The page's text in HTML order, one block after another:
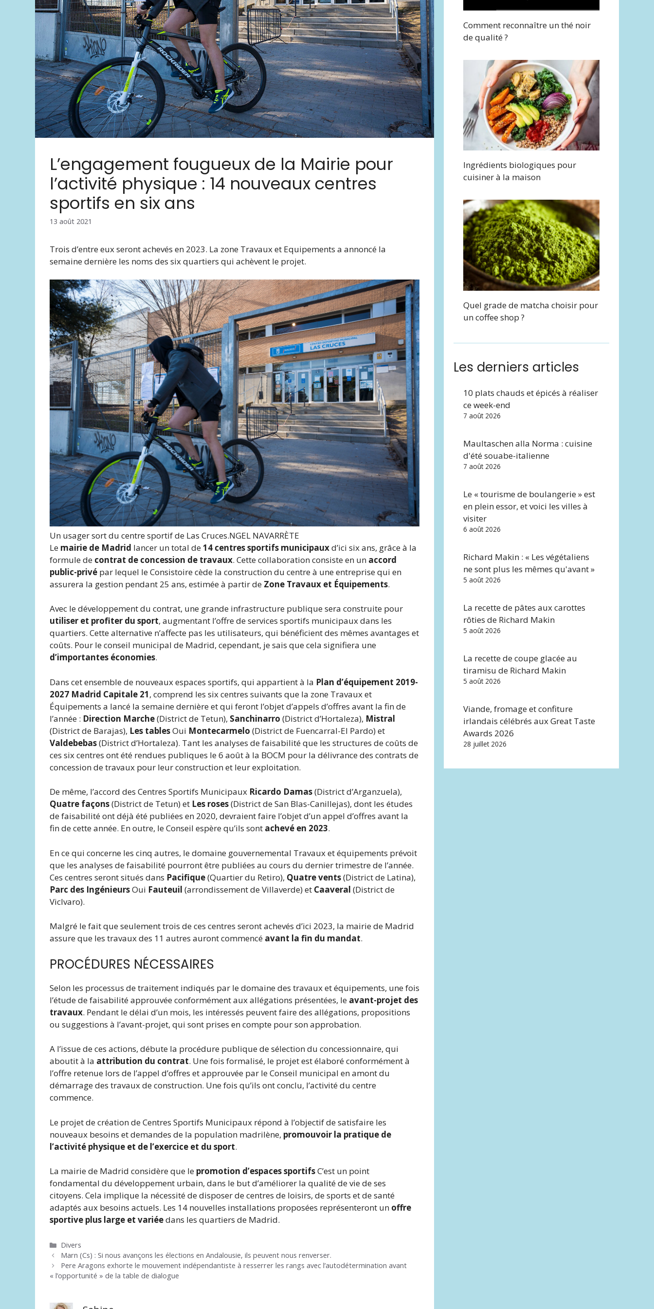
L’engagement fougueux de la Mairie pour
l’activité physique : 14 nouveaux centres
sportifs en six ans
13 août 2021
Trois d’entre eux seront achevés en 2023. La zone Travaux et Equipements a annoncé la
semaine dernière les noms des six quartiers qui achèvent le projet.
Un usager sort du centre sportif de Las Cruces.NGEL NAVARRÈTE
Le mairie de Madrid lancer un total de14 centres sportifs municipauxd’ici six ans, grâce à la
formule de contrat de concession de travaux. Cette collaboration consiste en un accord
public-privé par lequel le Consistoire cède la construction du centre à une entreprise qui en
assurera la gestion pendant 25 ans, estimée à partir de Zone Travaux et Équipements.
Avec le développement du contrat, une grande infrastructure publique sera construite pour
utiliser et profiter du sport, augmentant l’offre de services sportifs municipaux dans les
quartiers. Cette alternative n’affecte pas les utilisateurs, qui bénéficient des mêmes avantages et
coûts. Pour le conseil municipal de Madrid, cependant, je sais que cela signifiera une
d’importantes économies.
Dans cet ensemble de nouveaux espaces sportifs, qui appartient à la Plan d’équipement 2019-
2027 Madrid Capitale 21, comprend les six centres suivants que la zone Travaux et
Équipements a lancé la semaine dernière et qui feront l’objet d’appels d’offres avant la fin de
l’année : Direction Marche(District de Tetun), Sanchinarro (District d’Hortaleza), Mistral
(District de Barajas), Les tablesOui Montecarmelo (District de Fuencarral-El Pardo) et
Valdebebas(District d’Hortaleza). Tant les analyses de faisabilité que les structures de coûts de
ces six centres ont été rendues publiques le 6 août à la BOCM pour la délivrance des contrats de
concession de travaux pour leur construction et leur exploitation.
De même, l’accord des Centres Sportifs Municipaux Ricardo Damas(District d’Arganzuela),
Quatre façons(District de Tetun) et Les roses(District de San Blas-Canillejas), dont les études
de faisabilité ont déjà été publiées en 2020, devraient faire l’objet d’un appel d’offres avant la
fin de cette année. En outre, le Conseil espère qu’ils sont achevé en 2023.
En ce qui concerne les cinq autres, le domaine gouvernemental Travaux et équipements prévoit
que les analyses de faisabilité pourront être publiées au cours du dernier trimestre de l’année.
Ces centres seront situés dans Pacifique(Quartier du Retiro), Quatre vents(District de Latina),
Parc des IngénieursOui Fauteuil (arrondissement de Villaverde) et Caaveral (District de
Viclvaro).
Malgré le fait que seulement trois de ces centres seront achevés d’ici 2023, la mairie de Madrid
assure que les travaux des 11 autres auront commencé avant la fin du mandat.
PROCÉDURES NÉCESSAIRES
Selon les processus de traitement indiqués par le domaine des travaux et équipements, une fois
l’étude de faisabilité approuvée conformément aux allégations présentées, le avant-projet des
travaux. Pendant le délai d’un mois, les intéressés peuvent faire des allégations, propositions
ou suggestions à l’avant-projet, qui sont prises en compte pour son approbation.
A l’issue de ces actions, débute la procédure publique de sélection du concessionnaire, qui
aboutit à la attribution du contrat. Une fois formalisé, le projet est élaboré conformément à
l’offre retenue lors de l’appel d’offres et approuvée par le Conseil municipal en amont du
démarrage des travaux de construction. Une fois qu’ils ont conclu, l’activité du centre
commence.
Le projet de création de Centres Sportifs Municipaux répond à l’objectif de satisfaire les
nouveaux besoins et demandes de la population madrilène, promouvoir la pratique de
l’activité physique et de l’exercice et du sport.
La mairie de Madrid considère que le promotion d’espaces sportifsC’est un point
fondamental du développement urbain, dans le but d’améliorer la qualité de vie de ses
citoyens. Cela implique la nécessité de disposer de centres de loisirs, de sports et de santé
adaptés aux besoins actuels. Les 14 nouvelles installations proposées représenteront un offre
sportive plus large et variéedans les quartiers de Madrid.
Catégories
Divers
Marn (Cs) : Si nous avançons les élections en Andalousie, ils peuvent nous renverser.
Pere Aragons exhorte le mouvement indépendantiste à resserrer les rangs avec l’autodétermination avant
« l’opportunité » de la table de dialogue
Comment reconnaître un thé noir
de qualité ?
Ingrédients biologiques pour
cuisiner à la maison
Quel grade de matcha choisir pour
un coffee shop ?
Les derniers articles
10 plats chauds et épicés à réaliser
ce week-end
7 août 2026
Maultaschen alla Norma : cuisine
d'été souabe-italienne
7 août 2026
Le « tourisme de boulangerie » est
en plein essor, et voici les villes à
visiter
6 août 2026
Richard Makin : « Les végétaliens
ne sont plus les mêmes qu'avant »
5 août 2026
La recette de pâtes aux carottes
rôties de Richard Makin
5 août 2026
La recette de coupe glacée au
tiramisu de Richard Makin
5 août 2026
Viande, fromage et confiture
irlandais célébrés aux Great Taste
Awards 2026
28 juillet 2026